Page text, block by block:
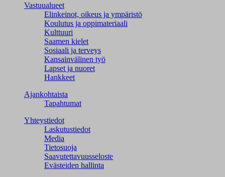
Vastuualueet
Elinkeinot, oikeus ja ympäristö
Koulutus ja oppimateriaali
Kulttuuri
Saamen kielet
Sosiaali ja terveys
Kansainvälinen työ
Lapset ja nuoret
Hankkeet
Ajankohtaista
Tapahtumat
Yhteystiedot
Laskutustiedot
Media
Tietosuoja
Saavutettavuusseloste
Evästeiden hallinta